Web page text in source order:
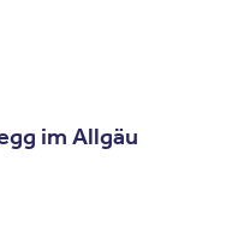
im Allgäu